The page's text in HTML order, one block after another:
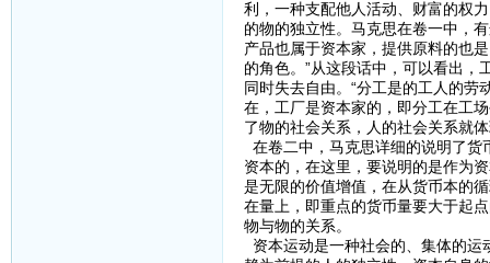
利，一种支配他人活动、财富的权
的物的独立性。马克思在卷一中，
产品也属于资本家，提供原料的也
的角色。”从这段话中，可以看出
同时失去自由。“分工是的工人的
在，工厂是资本家的，即分工在工
了物的社会关系，人的社会关系就
在卷二中，马克思详细的说明了
资本的，在这里，要说明的是作为
是无限的价值增值，在从货币本的
在量上，即重点的货币量要大于起
物与物的关系。
资本运动是一种社会的、集体的